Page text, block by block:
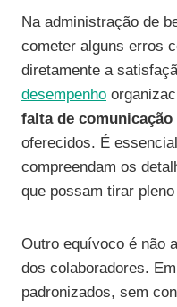
Na administração de
cometer alguns erros
diretamente a
desempenho
falta de comunicação
oferecidos. É
compreendam os
que possam tirar
Outro equívoco é não
dos colaboradores.
padronizados, sem